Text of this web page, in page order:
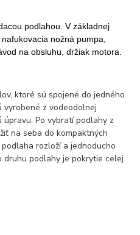
podlahou. V základnej
nožná pumpa,
na obsluhu, držiak motora.
ktoré sú spojené do jedného
vyrobené z vodeodolnej
Po vybratí podlahy z
na seba do kompaktných
rozloží a jednoducho
podlahy je pokrytie celej